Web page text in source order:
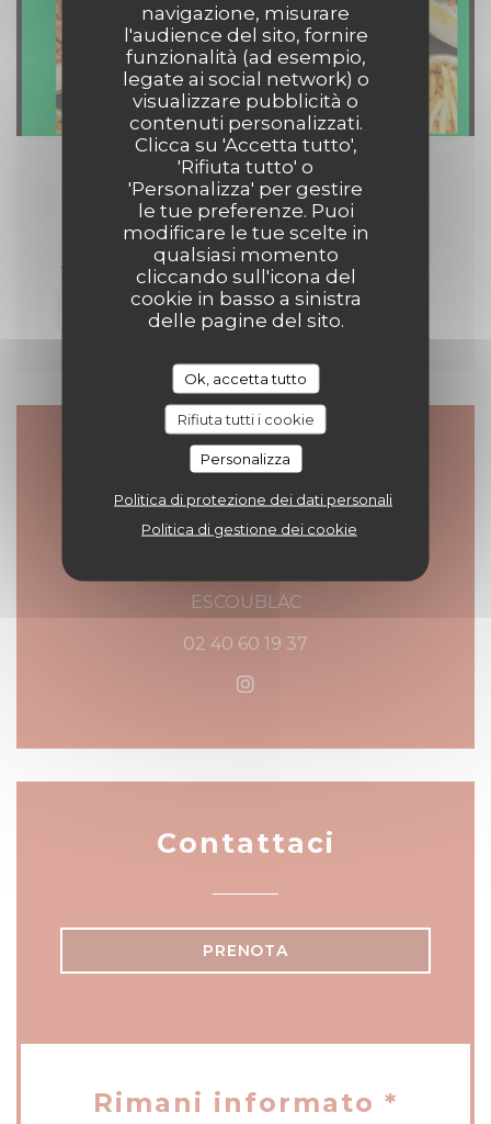
navigazione, misurare
l'audience del sito, fornire
funzionalità (ad esempio,
legate ai social network) o
visualizzare pubblicità o
contenuti personalizzati.
Clicca su 'Accetta tutto',
'Rifiuta tutto' o
'Personalizza' per gestire
le tue preferenze. Puoi
modificare le tue scelte in
qualsiasi momento
cliccando sull'icona del
cookie in basso a sinistra
delle pagine del sito.
Ok, accetta tutto
Rifiuta tutti i cookie
Personalizza
Politica di protezione dei dati personali
Politica di gestione dei cookie
IL 30/04/2025 DA 09H00 A 23H00
BO&MIA sur Uber Eats !
MAGGIORI INFORMAZIONI ((APRE UNA NUOVA
Contattaci
ESCOUBLAC((apre una nuova
02 40 60 19 37
Instagram ((apre una
Contattaci
PRENOTA
Rimani informato *